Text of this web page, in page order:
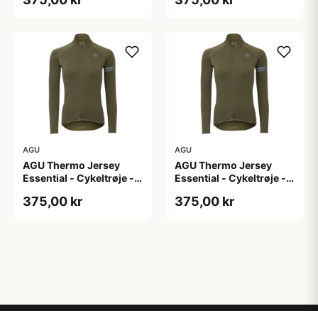
AGU
AGU Thermo Jersey
Essential - Cykeltrøje -
XL
375,00 kr
AGU
AGU Thermo Jersey
Essential - Cykeltrøje -
XXL
375,00 kr